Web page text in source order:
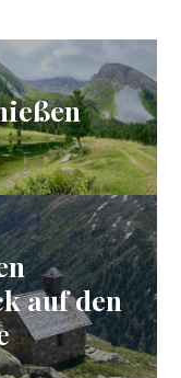
auf den